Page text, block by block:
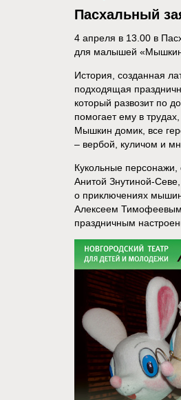
Пасхальный
4 апреля в 13.00 в
для малышей
История, созданная
подходящая
который развозит по
помогает ему в
Мышкин домик, все
– вербой, куличом и
Кукольные
Анитой Знутиной-
о приключениях
Алексеем
праздничным